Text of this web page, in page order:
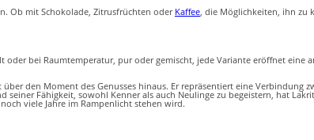
Ob mit Schokolade, Zitrusfrüchten oder Kaffee, die Möglichkeiten, ihn zu
bei Raumtemperatur, pur oder gemischt, jede Variante eröffnet eine
den Moment des Genusses hinaus. Er repräsentiert eine Verbindung
Fähigkeit, sowohl Kenner als auch Neulinge zu begeistern, hat
viele Jahre im Rampenlicht stehen wird.